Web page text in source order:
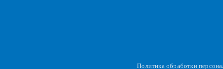
Политика обработки